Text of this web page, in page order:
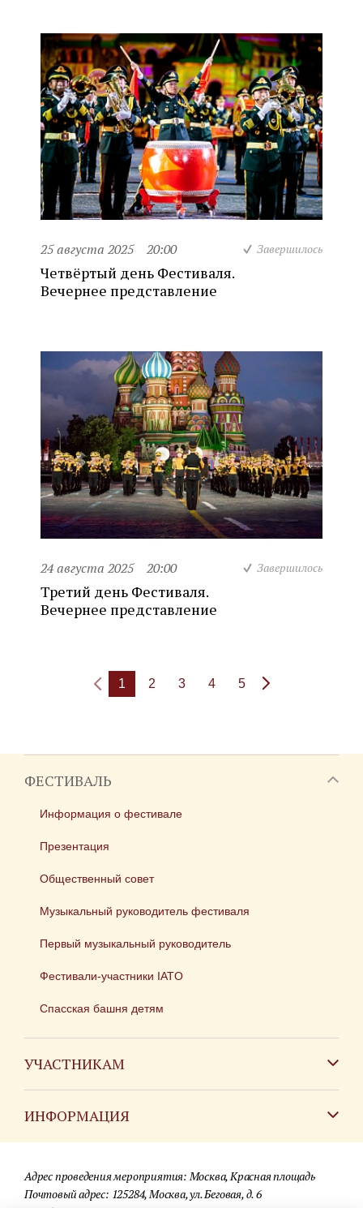
25 августа 2025 20:00 Завершилось
Четвёртый день Фестиваля.
Вечернее представление
24 августа 2025 20:00 Завершилось
Третий день Фестиваля.
Вечернее представление
1 2 3 4 5
ФЕСТИВАЛЬ
Информация о фестивале
Презентация
Общественный совет
Музыкальный руководитель фестиваля
Первый музыкальный руководитель
Фестивали-участники IATO
Спасская башня детям
УЧАСТНИКАМ
ИНФОРМАЦИЯ
Для СМИ
Адрес проведения мероприятия: Москва, Красная площадь
Почтовый адрес: 125284, Москва, ул. Беговая, д. 6